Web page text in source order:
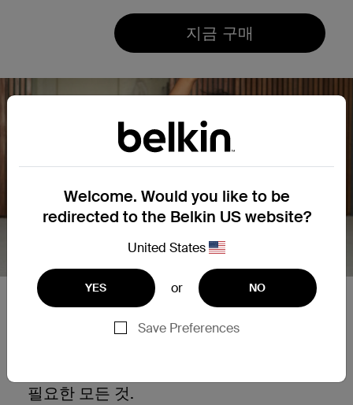
지금 구매
오늘을 위한
고속 충전
필요한 모든 것.
Welcome. Would you like to be
redirected to the Belkin US website?
United States
YES or NO
Save Preferences